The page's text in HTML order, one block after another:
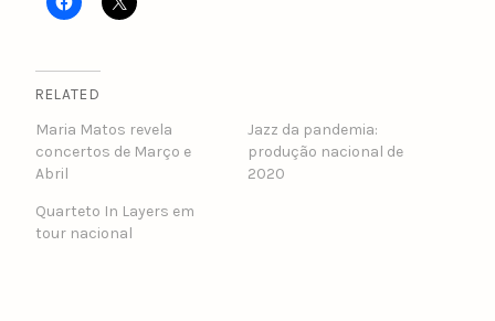
RELATED
Maria Matos revela
concertos de Março e
Abril
Jazz da pandemia:
produção nacional de
2020
Quarteto In Layers em
tour nacional